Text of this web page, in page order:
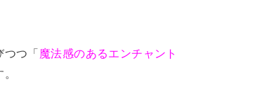
つつ「魔法感のあるエンチャント